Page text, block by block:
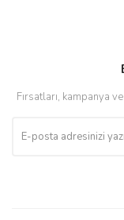
Fırsatları, kampanya